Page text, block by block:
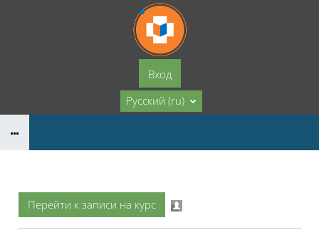
Перейти к основному содержанию
Вход
Русский ‎(ru)‎
Перейти к записи на курс